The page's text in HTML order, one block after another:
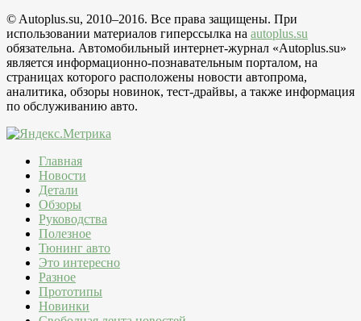
© Autoplus.su, 2010–2016. Все права защищены. При
использовании материалов гиперссылка на autoplus.su
обязательна. Автомобильный интернет-журнал «Autoplus.su»
является информационно-познавательным порталом, на
страницах которого расположены новости автопрома,
аналитика, обзоры новинок, тест-драйвы, а также информация
по обслуживанию авто.
Главная
Новости
Детали
Обзоры
Руководства
Полезное
Тюнинг авто
Это интересно
Разное
Прототипы
Новинки